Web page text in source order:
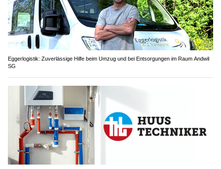
Eggerlogistik: Zuverlässige Hilfe beim Umzug und bei Entsorgungen im Raum Andwil
SG